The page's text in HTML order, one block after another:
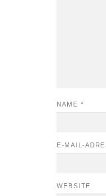
NAME *
E-MAIL-
WEBSITE